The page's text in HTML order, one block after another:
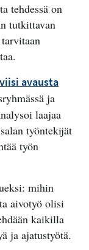
tehdessä on
tutkittavan
avausta
ja
laajaa
työntekijät
työn
mihin
aivotyö olisi
kaikilla
ja ajatustyötä.